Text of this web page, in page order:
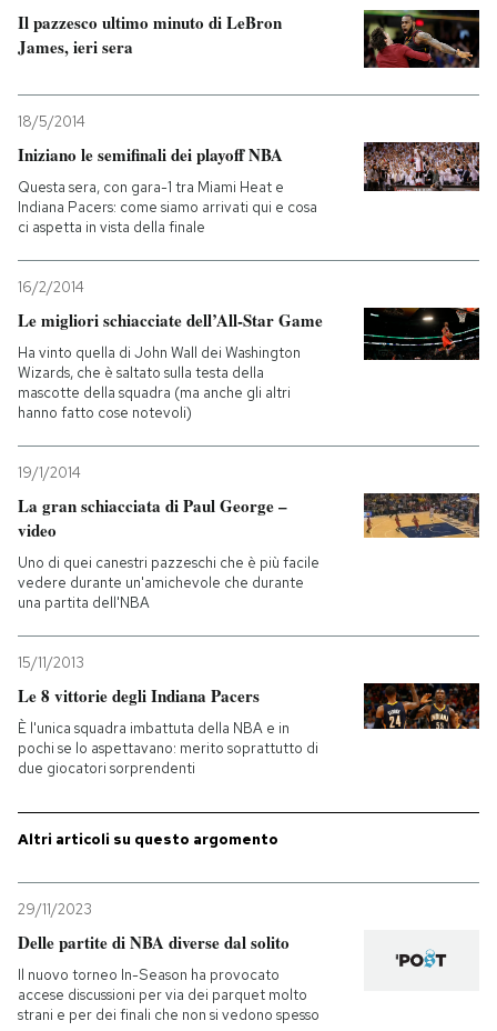
Il pazzesco ultimo minuto di LeBron
James, ieri sera
18/5/2014
Iniziano le semifinali dei playoff NBA
Questa sera, con gara-1 tra Miami Heat e
Indiana Pacers: come siamo arrivati qui e cosa
ci aspetta in vista della finale
16/2/2014
Le migliori schiacciate dell’All-Star Game
Ha vinto quella di John Wall dei Washington
Wizards, che è saltato sulla testa della
mascotte della squadra (ma anche gli altri
hanno fatto cose notevoli)
19/1/2014
La gran schiacciata di Paul George –
video
Uno di quei canestri pazzeschi che è più facile
vedere durante un'amichevole che durante
una partita dell'NBA
15/11/2013
Le 8 vittorie degli Indiana Pacers
È l'unica squadra imbattuta della NBA e in
pochi se lo aspettavano: merito soprattutto di
due giocatori sorprendenti
Altri articoli su questo argomento
29/11/2023
Delle partite di NBA diverse dal solito
Il nuovo torneo In-Season ha provocato
accese discussioni per via dei parquet molto
strani e per dei finali che non si vedono spesso